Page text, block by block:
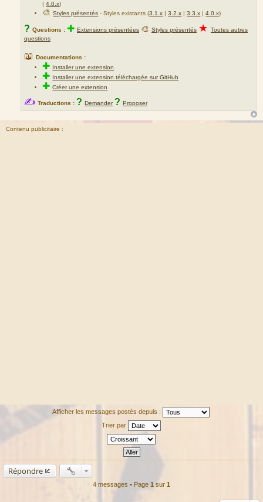
g
e
|4.0.x)
🎨Styles présentés - Styles existants (3.1.x |3.2.x |3.3.x |4.0.x)
? Questions : ✚ Extensions présentées 🎨 Styles présentés ★ Toutes autres
questions
📖 Documentations :
✚ Installer une extension
✚ Installer une extension téléchargée sur GitHub
✚Créer une extension
✍ Traductions : ? Demander ? Proposer
Contenu publicitaire :
Afficher les messages postés depuis :
Trier par
Répondre
4 messages • Page 1 sur 1